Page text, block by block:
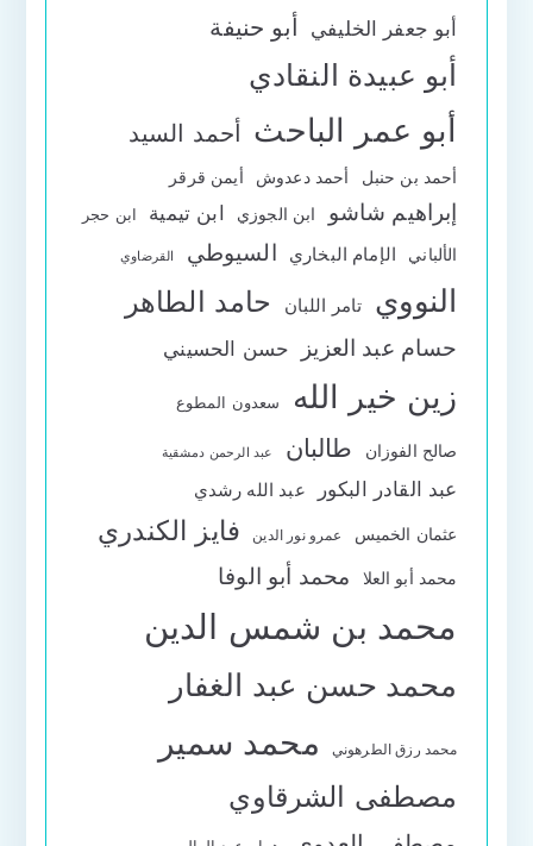
أبو جعفر الخليفي أبو حنيفة
أبو عبيدة النقادي
أبو عمر الباحث أحمد السيد
أحمد بن حنبل أحمد دعدوش أيمن قرقر
إبراهيم شاشو ابن الجوزي ابن تيمية ابن حجر
الألباني الإمام البخاري السيوطي القرضاوي
النووي تامر اللبان حامد الطاهر
حسام عبد العزيز حسن الحسيني
زين خير الله سعدون المطوع
صالح الفوزان طالبان عبد الرحمن دمشقية
عبد القادر البكور عبد الله رشدي
عثمان الخميس عمرو نور الدين فايز الكندري
محمد أبو العلا محمد أبو الوفا
محمد بن شمس الدين
محمد حسن عبد الغفار
محمد رزق الطرهوني محمد سمير
مصطفى الشرقاوي